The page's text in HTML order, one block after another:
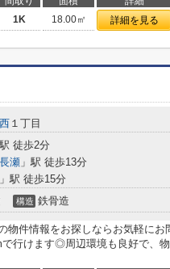
1K 18.00㎡ 詳細を見る
１丁目
徒歩2分
瀬 」駅 徒歩13分
」駅 徒歩15分
構造 鉄骨造
物件情報をお探しならお気軽にお
行けます◎周辺環境も良好で、